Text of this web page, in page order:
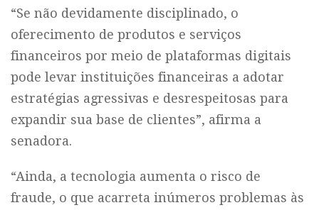
“Se não devidamente disciplinado, o
oferecimento de produtos e serviços
financeiros por meio de plataformas digitais
pode levar instituições financeiras a adotar
estratégias agressivas e desrespeitosas para
expandir sua base de clientes”, afirma a
senadora.
“Ainda, a tecnologia aumenta o risco de
fraude, o que acarreta inúmeros problemas às